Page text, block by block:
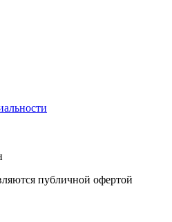
публичной офертой